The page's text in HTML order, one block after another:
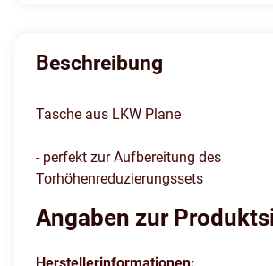
Beschreibung
Tasche aus LKW Plane
- perfekt zur Aufbereitung des
Torhöhenreduzierungssets
Angaben zur